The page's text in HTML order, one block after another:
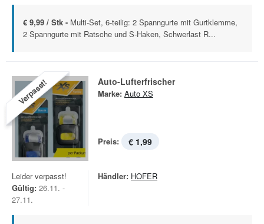
€ 9,99 / Stk - Multi-Set, 6-teilig: 2 Spanngurte mit Gurtklemme,
2 Spanngurte mit Ratsche und S-Haken, Schwerlast R...
Verpasst! Auto-Lufterfrischer
Marke: Auto XS
Preis: € 1,99
Leider verpasst!
Gültig: 26.11. -
27.11.
Händler: HOFER